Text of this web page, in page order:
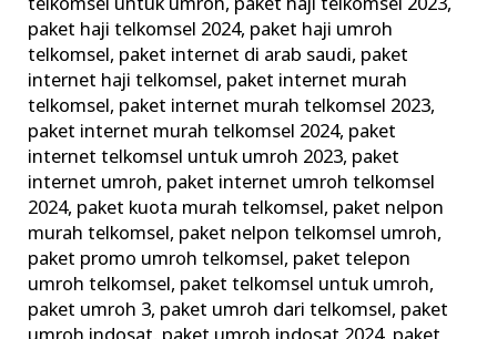
telkomsel untuk umroh, paket haji telkomsel 2023,
paket haji telkomsel 2024, paket haji umroh
telkomsel, paket internet di arab saudi, paket
internet haji telkomsel, paket internet murah
telkomsel, paket internet murah telkomsel 2023,
paket internet murah telkomsel 2024, paket
internet telkomsel untuk umroh 2023, paket
internet umroh, paket internet umroh telkomsel
2024, paket kuota murah telkomsel, paket nelpon
murah telkomsel, paket nelpon telkomsel umroh,
paket promo umroh telkomsel, paket telepon
umroh telkomsel, paket telkomsel untuk umroh,
paket umroh 3, paket umroh dari telkomsel, paket